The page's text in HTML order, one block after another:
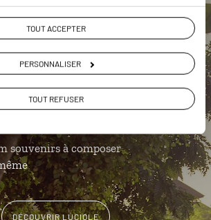
TOUT ACCEPTER
PERSONNALISER
TOUT REFUSER
vers votreguesthouse
de maisons de thé
belles pagodes
souvenirs à composer
DÉCOUVRIR LUCIOLE